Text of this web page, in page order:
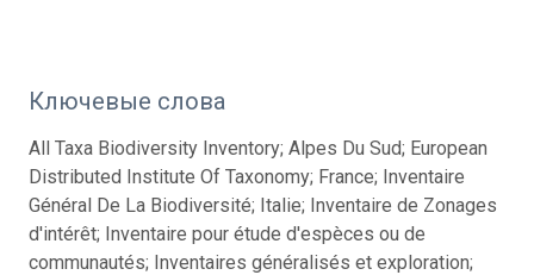
Ключевые слова
All Taxa Biodiversity Inventory; Alpes Du Sud; European
Distributed Institute Of Taxonomy; France; Inventaire
Général De La Biodiversité; Italie; Inventaire de Zonages
d'intérêt; Inventaire pour étude d'espèces ou de
communautés; Inventaires généralisés et exploration;